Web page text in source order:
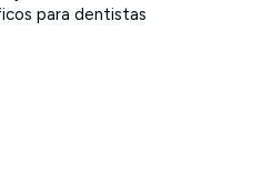
para dentistas